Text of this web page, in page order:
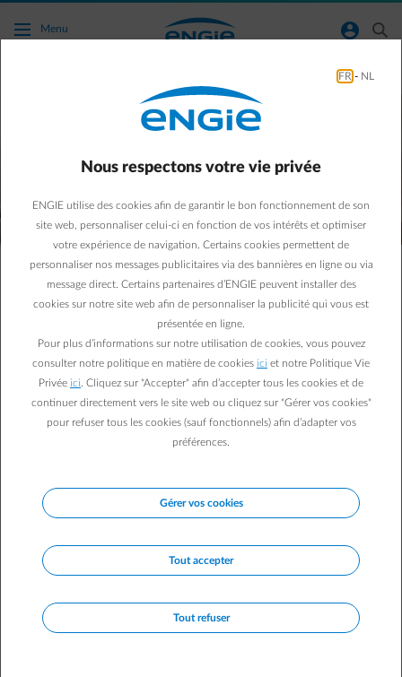
Accéder au contenu principal
Menu normal-account-circle search
Depuis quelques semaines, notre maison est devenue notre
Et chez ENGIE, nous faisons tout pour vous la rendre
confortable, tout en contribuant à un monde zéro carbone.
Mais vous aussi, vous pouvez donner un petit coup de
pouce avec des gestes simples :
Comme créer des jeux amusants avec des cartons
d’emballages.
Fabriquer un séchoir à linge malin pour économiser de
l'énergie.
Ou créer un airco naturel avec des plantes d’intérieur.
Découvrez tous les travaux que nous avons rassemblés pour
vous ci-dessous.
FR - NL
Nous respectons votre vie privée
ENGIE utilise des cookies afin de garantir le bon fonctionnement de son
site web, personnaliser celui-ci en fonction de vos intérêts et optimiser
votre expérience de navigation. Certains cookies permettent de
personnaliser nos messages publicitaires via des bannières en ligne ou via
message direct. Certains partenaires d’ENGIE peuvent installer des
cookies sur notre site web afin de personnaliser la publicité qui vous est
présentée en ligne.
Pour plus d’informations sur notre utilisation de cookies, vous pouvez
consulter notre politique en matière de cookies ici et notre Politique Vie
Privée ici . Cliquez sur "Accepter" afin d’accepter tous les cookies et de
continuer directement vers le site web ou cliquez sur "Gérer vos cookies"
pour refuser tous les cookies (sauf fonctionnels) afin d’adapter vos
préférences.
Gérer vos cookies
Tout accepter
Tout refuser